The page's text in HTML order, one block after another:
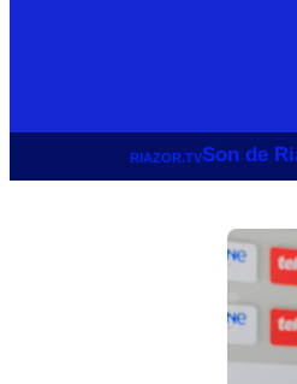
RIAZOR.TVSon de